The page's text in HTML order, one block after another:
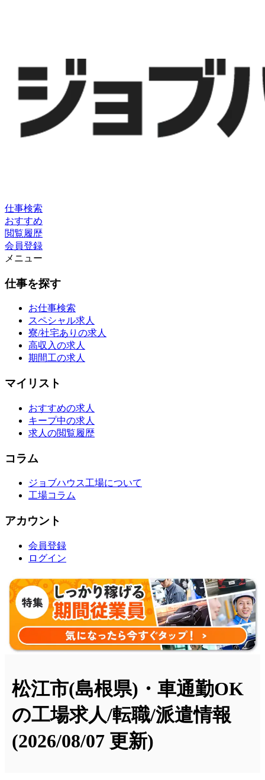
仕事検索
おすすめ
閲覧履歴
会員登録
メニュー
仕事を探す
お仕事検索
スペシャル求人
寮/社宅ありの求人
高収入の求人
期間工の求人
マイリスト
おすすめの求人
キープ中の求人
求人の閲覧履歴
コラム
ジョブハウス工場について
工場コラム
アカウント
会員登録
ログイン
松江市(島根県)・車通勤OK
の工場求人/転職/派遣情報
(2026/08/07 更新)